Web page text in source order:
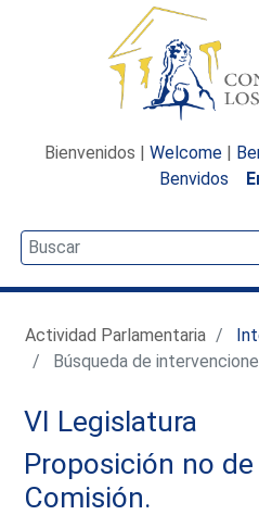
Bienvenidos | Welcome |
Benvidos
Actividad Parlamentaria
Búsqueda de
VI Legislatura
Proposición no de
Comisión.